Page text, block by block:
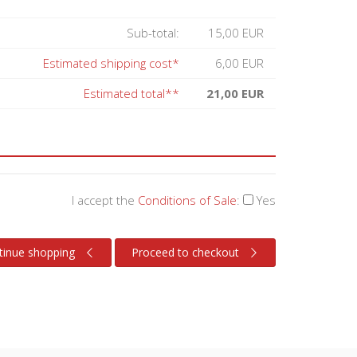
Sub-total:
15,00 EUR
Estimated shipping cost*
6,00 EUR
Estimated total**
21,00 EUR
I accept the Conditions of Sale: Yes
shopping Proceed to checkout